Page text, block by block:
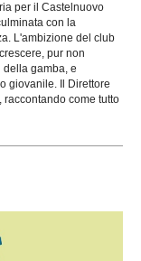
per il Castelnuovo
con la
L'ambizione del club
pur non
gamba, e
giovanile. Il Direttore
come tutto